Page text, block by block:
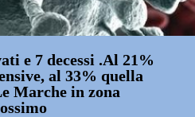
e 7 decessi .Al 21%
al 33% quella
Marche in zona